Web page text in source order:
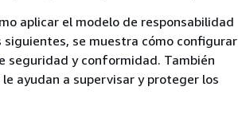
aplicar el modelo de responsabilidad
siguientes, se muestra cómo configurar
seguridad y conformidad. También
ayudan a supervisar y proteger los